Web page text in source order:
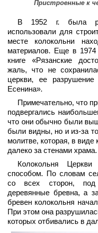
Пристроенные к
В 1952 г. была
использовали для
месте колокольни
материалов. Еще в
книге «Рязанские
жаль, что не
церкви, ее
Есенина».
Примечательно, что
подвергались
что они обычно были
были видны, но и из-за
молитве, которая, в
далеко за стенами храма.
Колокольня
способом. По словам
со всех сторон,
деревянные бревна, а
бревен колокольня
При этом она
которых отбивались в